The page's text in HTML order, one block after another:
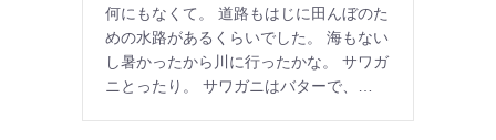
何にもなくて。 道路もはじに田んぼのた
めの水路があるくらいでした。 海もない
し暑かったから川に行ったかな。 サワガ
ニとったり。 サワガニはバターで、…